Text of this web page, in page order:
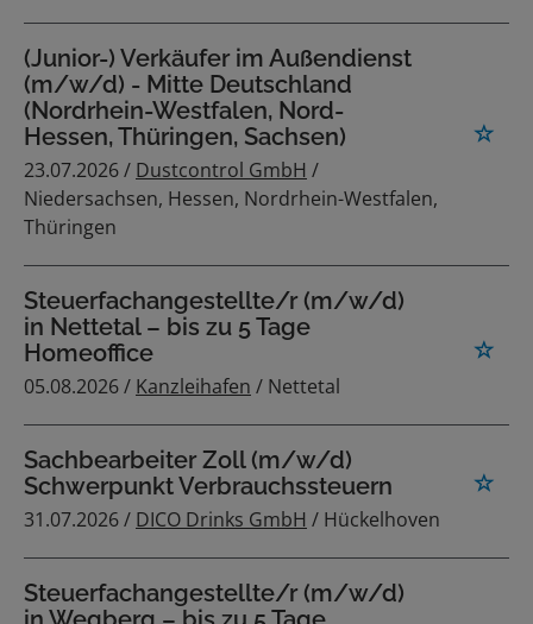
(Junior-) Verkäufer im Außendienst
(m/w/d) - Mitte Deutschland
(Nordrhein-Westfalen, Nord-
Hessen, Thüringen, Sachsen)
23.07.2026 / Dustcontrol GmbH /
Niedersachsen, Hessen, Nordrhein-Westfalen,
Thüringen
Steuerfachangestellte/r (m/w/d)
in Nettetal – bis zu 5 Tage
Homeoffice
05.08.2026 / Kanzleihafen / Nettetal
Sachbearbeiter Zoll (m/w/d)
Schwerpunkt Verbrauchssteuern
31.07.2026 / DICO Drinks GmbH / Hückelhoven
Steuerfachangestellte/r (m/w/d)